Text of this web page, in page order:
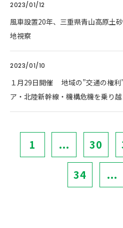
2023/01/12
風車設置20年、三重県青山高原土
地視察
2023/01/10
１月29日開催 地域の”交通の権
ア・北陸新幹線・機構危機を乗り
1 ... 30
34 ...